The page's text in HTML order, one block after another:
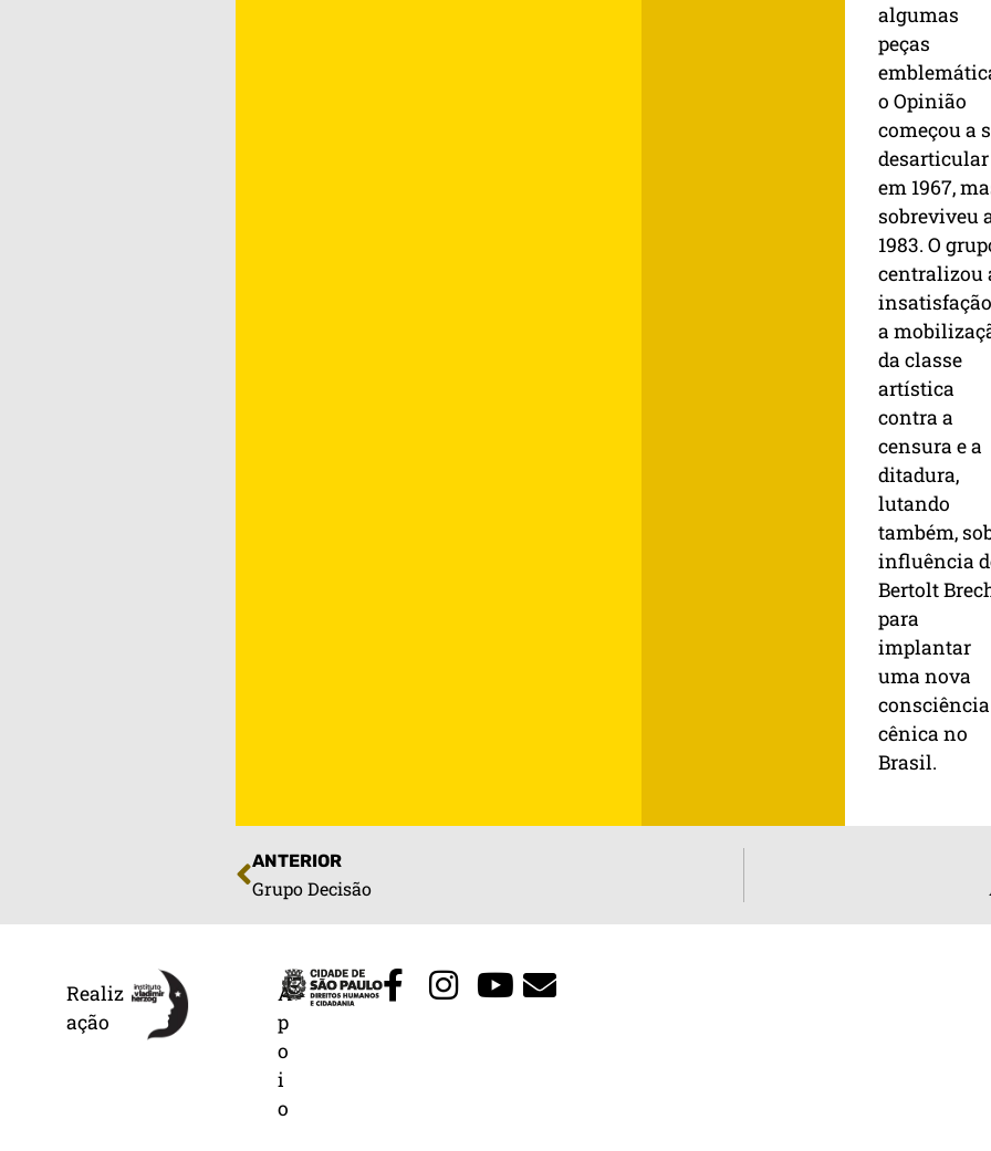
algumas
peças
o Opinião
começou a
desarticular
em 1967,
sobreviveu
1983. O
centralizou
a
da classe
artística
contra a
censura e a
ditadura,
lutando
também,
influência
Bertolt
para
implantar
uma nova
consciência
cênica no
Brasil.
ANTERIOR
Grupo Decisão
Realiz
ação
A
p
o
i
o